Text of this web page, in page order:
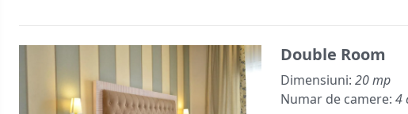
Double Room
Dimensiuni: 20 mp
Numar de camere: 4